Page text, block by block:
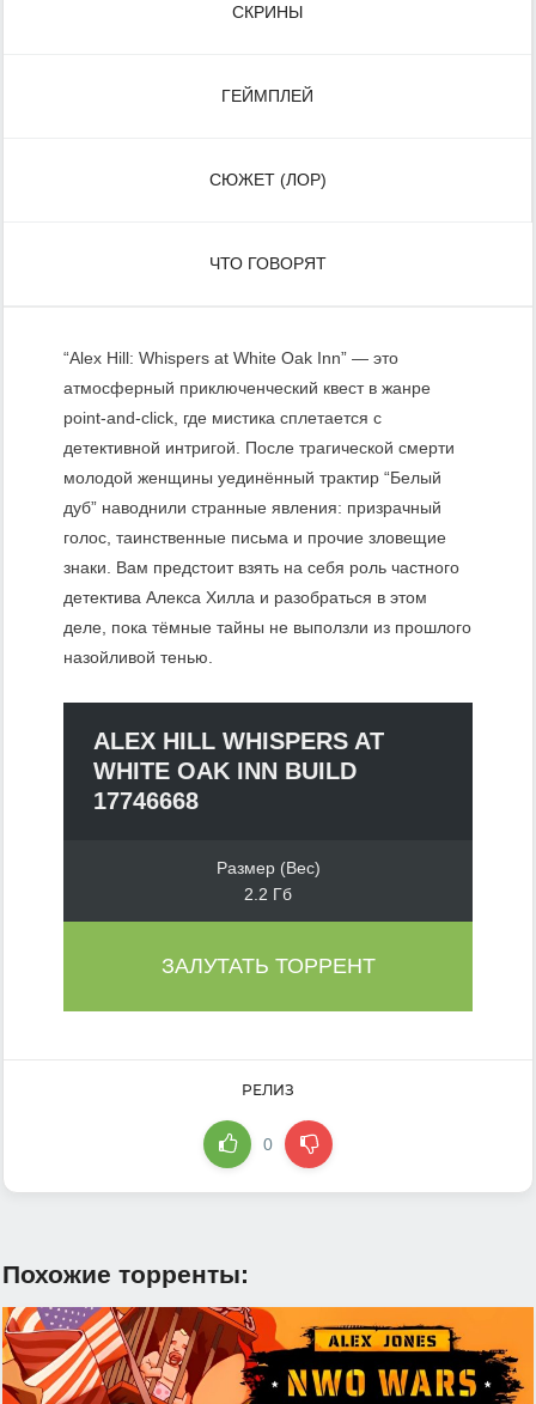
СКРИНЫ
ГЕЙМПЛЕЙ
СЮЖЕТ (ЛОР)
ЧТО ГОВОРЯТ
“Alex Hill: Whispers at White Oak Inn” — это
атмосферный приключенческий квест в жанре
point-and-click, где мистика сплетается с
детективной интригой. После трагической смерти
молодой женщины уединённый трактир “Белый
дуб” наводнили странные явления: призрачный
голос, таинственные письма и прочие зловещие
знаки. Вам предстоит взять на себя роль частного
детектива Алекса Хилла и разобраться в этом
деле, пока тёмные тайны не выползли из прошлого
назойливой тенью.
ALEX HILL WHISPERS AT
WHITE OAK INN BUILD
17746668
Размер (Вес)
2.2 Гб
ЗАЛУТАТЬ ТОРРЕНТ
РЕЛИЗ
0
Похожие торренты: